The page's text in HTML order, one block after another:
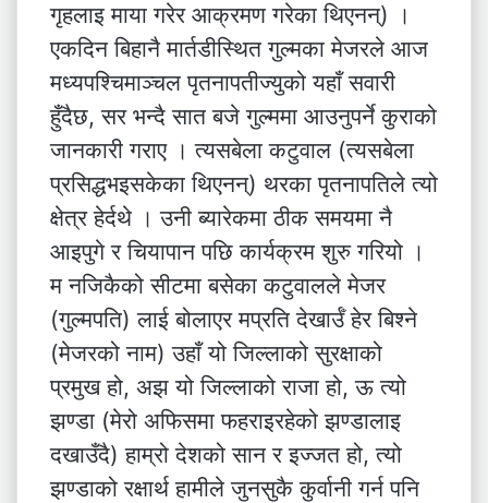
गृहलाइ माया गरेर आक्रमण गरेका थिएनन्) ।
एकदिन बिहानै मार्तडीस्थित गुल्मका मेजरले आज
मध्यपश्चिमाञ्चल पृतनापतीज्युको यहाँ सवारी
हुँदैछ, सर भन्दै सात बजे गुल्ममा आउनुपर्ने कुराको
जानकारी गराए । त्यसबेला कटुवाल (त्यसबेला
प्रसिद्धभइसकेका थिएनन्) थरका पृतनापतिले त्यो
क्षेत्र हेर्दथे । उनी ब्यारेकमा ठीक समयमा नै
आइपुगे र चियापान पछि कार्यक्रम शुरु गरियो ।
म नजिकैको सीटमा बसेका कटुवालले मेजर
(गुल्मपति) लाई बोलाएर मप्रति देखार्उँ हेर बिश्ने
(मेजरको नाम) उहाँ यो जिल्लाको सुरक्षाको
प्रमुख हो, अझ यो जिल्लाको राजा हो, ऊ त्यो
झण्डा (मेरो अफिसमा फहराइरहेको झण्डालाइ
दखाउँदै) हाम्रो देशको सान र इज्जत हो, त्यो
झण्डाको रक्षार्थ हामीले जुनसुकै कुर्वानी गर्न पनि